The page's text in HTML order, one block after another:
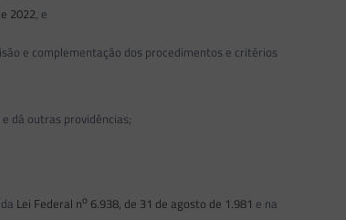
2022, e
e complementação dos procedimentos e critérios
dá outras providências;
Lei Federal no 6.938, de 31 de agosto de 1.981 e na